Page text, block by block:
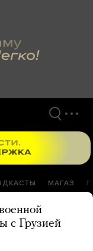
МАГАЗ
с Грузией